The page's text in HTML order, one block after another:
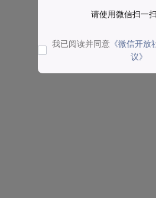
请使用微信扫一
我已阅读并同意 《微信开
议》